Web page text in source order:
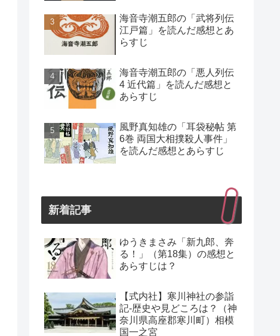
海音寺潮五郎の「武将列伝
江戸篇」を読んだ感想とあ
らすじ
海音寺潮五郎の「悪人列伝
4 近代篇」を読んだ感想と
あらすじ
風野真知雄の「耳袋秘帖 第
6巻 両国大相撲殺人事件」
を読んだ感想とあらすじ
新着記事
ゆうきまさみ「新九郎、奔
る！」（第18集）の感想と
あらすじは？
【式内社】寒川神社の参詣
記-歴史や見どころは？（神
奈川県高座郡寒川町）相模
国一之宮